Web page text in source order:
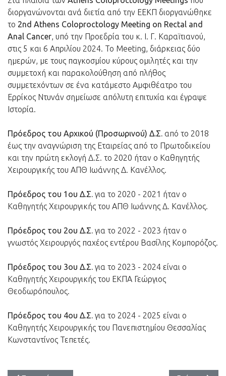
διοργανώνονται ανά διετία από την ΕΕΚΠ διοργανώθηκε
το 2nd Athens Coloproctology Meeting on Rectal and
Anal Cancer, υπό την Προεδρία του κ. Ι. Γ. Καραϊτιανού,
στις 5 και 6 Απριλίου 2024. Το Meeting, διάρκειας δύο
ημερών, με τους παγκοσμίου κύρους ομιλητές και την
συμμετοχή και παρακολούθηση από πλήθος
συμμετεχόντων σε ένα κατάμεστο Αμφιθέατρο του
Ερρίκος Ντυνάν σημείωσε απόλυτη επιτυχία και έγραψε
Ιστορία.
Πρόεδρος του Αρχικού (Προσωρινού) Δ.Σ. από το 2018
έως την αναγνώριση της Εταιρείας από το Πρωτοδικείου
και την πρώτη εκλογή Δ.Σ. το 2020 ήταν ο Καθηγητής
Χειρουργικής του ΑΠΘ Ιωάννης Δ. Κανέλλος.
Πρόεδρος του 1ου Δ.Σ. για το 2020 - 2021 ήταν ο
Καθηγητής Χειρουργικής του ΑΠΘ Ιωάννης Δ. Κανέλλος.
Πρόεδρος του 2ου Δ.Σ. για το 2022 - 2023 ήταν ο
γνωστός Χειρουργός παχέος εντέρου Βασίλης Κομπορόζος.
Πρόεδρος του 3ου Δ.Σ. για το 2023 - 2024 είναι ο
Καθηγητής Χειρουργικής του ΕΚΠΑ Γεώργιος
Θεοδωρόπουλος.
Πρόεδρος του 4ου Δ.Σ. για το 2024 - 2025 είναι ο
Καθηγητής Χειρουργικής του Πανεπιστημίου Θεσσαλίας
Κωνσταντίνος Τεπετές.